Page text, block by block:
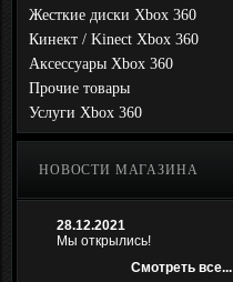
Жесткие диски Xbox 360
Кинект / Kinect Xbox 360
Аксессуары Xbox 360
Прочие товары
Услуги Xbox 360
НОВОСТИ МАГАЗИНА
28.12.2021
Мы открылись!
Смотреть все...